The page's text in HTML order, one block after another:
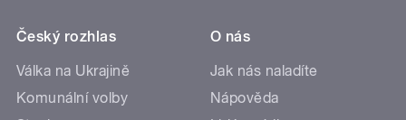
Český rozhlas
Válka na Ukrajině
Komunální volby
O nás
Jak nás naladíte
Nápověda